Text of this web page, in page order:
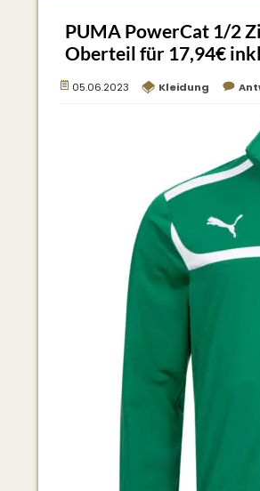
PUMA PowerCat 1/2
Oberteil für 17,94€
05.06.2023 Kleidung